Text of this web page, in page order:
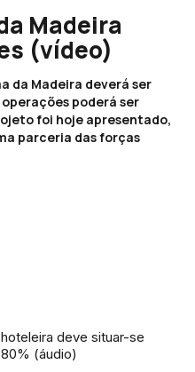
Madeira
(vídeo)
da Madeira deverá ser
poderá ser
foi hoje apresentado,
parceria das forças
deve situar-se
(áudio)